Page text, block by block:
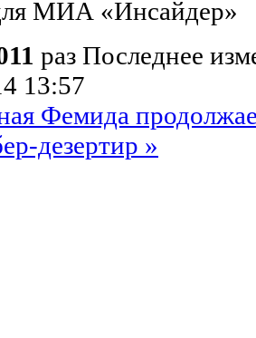
МИА «Инсайдер»
раз Последнее
13:57
Фемида
дезертир »